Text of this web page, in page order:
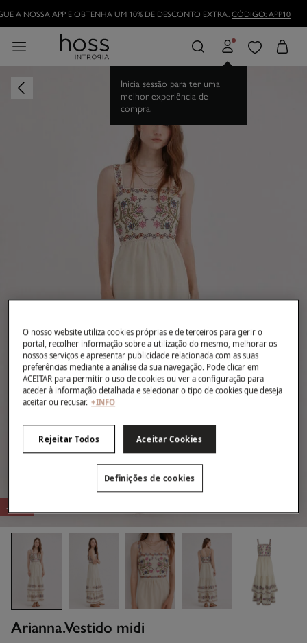
A NOSSA APP E OBTENHA UM 10% DE DESCONTO EXTRA.CÓDIGO: APP10
Inicia sessão para ter uma
melhor experiência de
compra.
-50%
Arianna.Vestido midi
O nosso website utiliza cookies próprias e de terceiros para gerir o
portal, recolher informação sobre a utilização do mesmo, melhorar os
nossos serviços e apresentar publicidade relacionada com as suas
preferências mediante a análise da sua navegação. Pode clicar em
ACEITAR para permitir o uso de cookies ou ver a configuração para
aceder à informação detalhada e selecionar o tipo de cookies que deseja
aceitar ou recusar. +INFO
Rejeitar Todos Aceitar Cookies
Definições de cookies